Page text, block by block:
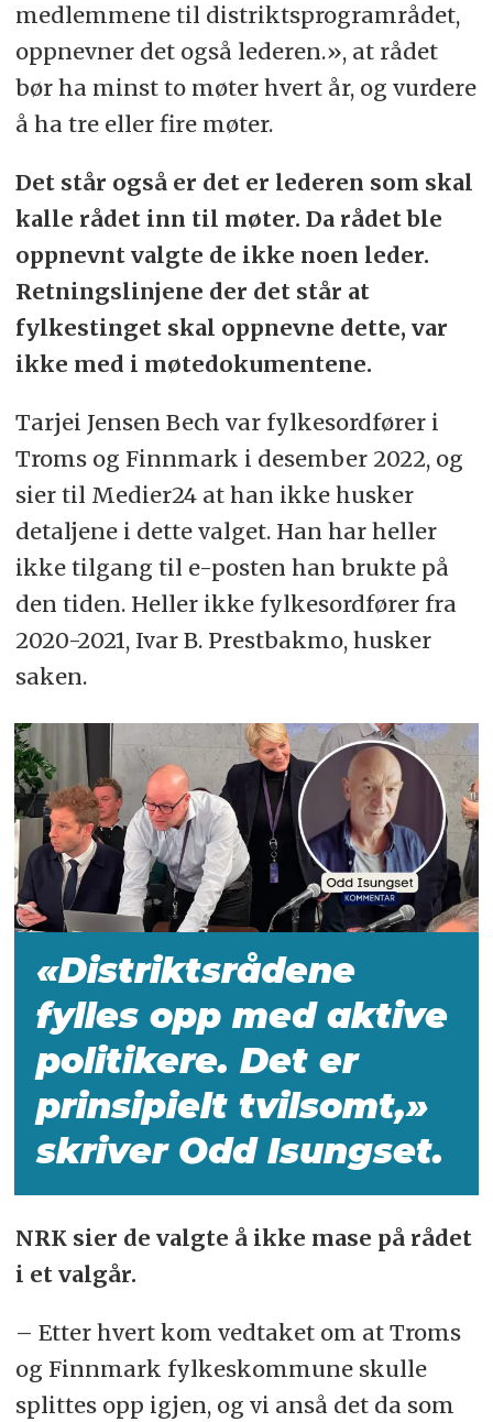
medlemmene til distriktsprogramrådet,
oppnevner det også lederen.», at rådet
bør ha minst to møter hvert år, og vurdere
å ha tre eller fire møter.
Det står også er det er lederen som skal
kalle rådet inn til møter. Da rådet ble
oppnevnt valgte de ikke noen leder.
Retningslinjene der det står at
fylkestinget skal oppnevne dette, var
ikke med i møtedokumentene.
Tarjei Jensen Bech var fylkesordfører i
Troms og Finnmark i desember 2022, og
sier til Medier24 at han ikke husker
detaljene i dette valget. Han har heller
ikke tilgang til e-posten han brukte på
den tiden. Heller ikke fylkesordfører fra
2020-2021, Ivar B. Prestbakmo, husker
saken.
«Distriktsrådene
fylles opp med aktive
politikere. Det er
prinsipielt tvilsomt,»
skriver Odd Isungset.
NRK sier de valgte å ikke mase på rådet
i et valgår.
– Etter hvert kom vedtaket om at Troms
og Finnmark fylkeskommune skulle
splittes opp igjen, og vi anså det da som